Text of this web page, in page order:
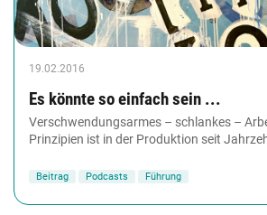
19.02.2016
Es könnte so einfach sein ...
Verschwendungsarmes – schlankes –
Prinzipien ist in der Produktion seit
Beitrag Podcasts Führung